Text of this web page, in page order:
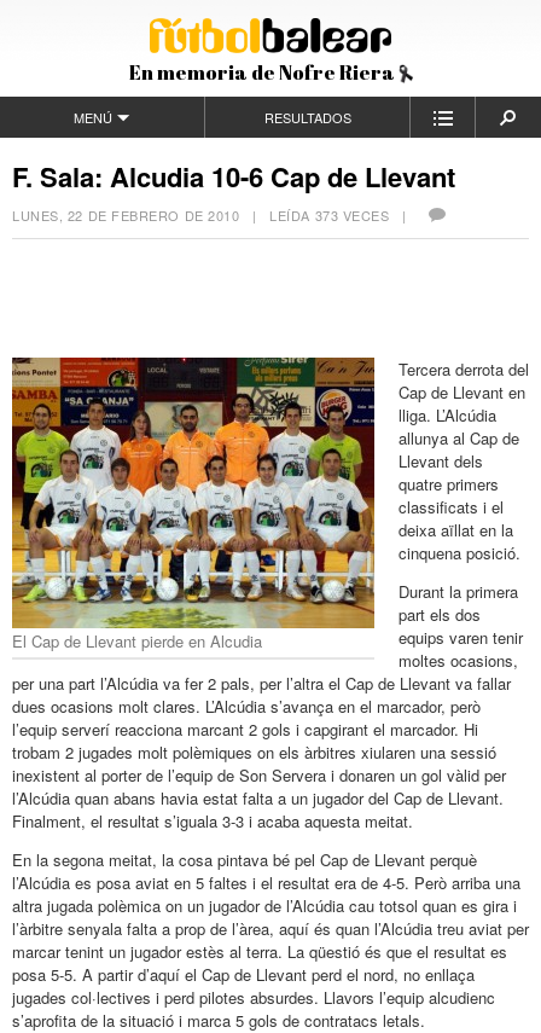
En memoria de Nofre Riera
MENÚ RESULTADOS
F. Sala: Alcudia 10-6 Cap de Llevant
LUNES, 22 DE FEBRERO DE 2010 | LEÍDA 373 VECES |
El Cap de Llevant pierde en Alcudia
Tercera derrota del
Cap de Llevant en
lliga. L’Alcúdia
allunya al Cap de
Llevant dels
quatre primers
classificats i el
deixa aïllat en la
cinquena posició.
Durant la primera
part els dos
equips varen tenir
moltes ocasions,
per una part l’Alcúdia va fer 2 pals, per l’altra el Cap de Llevant va fallar
dues ocasions molt clares. L’Alcúdia s’avança en el marcador, però
l’equip serverí reacciona marcant 2 gols i capgirant el marcador. Hi
trobam 2 jugades molt polèmiques on els àrbitres xiularen una sessió
inexistent al porter de l’equip de Son Servera i donaren un gol vàlid per
l’Alcúdia quan abans havia estat falta a un jugador del Cap de Llevant.
Finalment, el resultat s’iguala 3-3 i acaba aquesta meitat.
En la segona meitat, la cosa pintava bé pel Cap de Llevant perquè
l’Alcúdia es posa aviat en 5 faltes i el resultat era de 4-5. Però arriba una
altra jugada polèmica on un jugador de l’Alcúdia cau totsol quan es gira i
l’àrbitre senyala falta a prop de l’àrea, aquí és quan l’Alcúdia treu aviat per
marcar tenint un jugador estès al terra. La qüestió és que el resultat es
posa 5-5. A partir d’aquí el Cap de Llevant perd el nord, no enllaça
jugades col·lectives i perd pilotes absurdes. Llavors l’equip alcudienc
s’aprofita de la situació i marca 5 gols de contratacs letals.